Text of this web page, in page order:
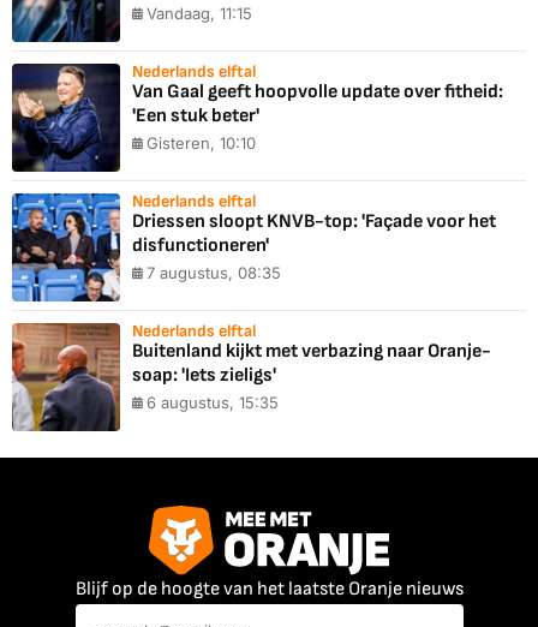
Vandaag, 11:15
Nederlands elftal
Van Gaal geeft hoopvolle update over fitheid:
'Een stuk beter'
Gisteren, 10:10
Nederlands elftal
Driessen sloopt KNVB-top: 'Façade voor het
disfunctioneren'
7 augustus, 08:35
Nederlands elftal
Buitenland kijkt met verbazing naar Oranje-
soap: 'Iets zieligs'
6 augustus, 15:35
Blijf op de hoogte van het laatste Oranje nieuws